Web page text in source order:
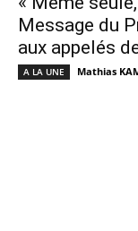
Message du
aux appelés
A LA UNE Mathias